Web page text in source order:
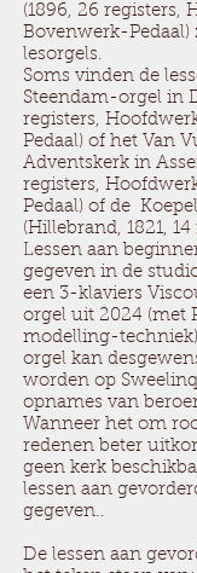
(1896, 26 registers,
Bovenwerk-Pedaal)
lesorgels.
Soms vinden de
Steendam-orgel in
registers,
Pedaal) of het Van
Adventskerk in
registers,
Pedaal) of de
(Hillebrand, 1821,
Lessen aan
gegeven in de
een 3-klaviers
orgel uit 2024 (met
modelling-
orgel kan
worden op
opnames van
Wanneer het om
redenen beter
geen kerk
lessen aan
gegeven..
De lessen aan